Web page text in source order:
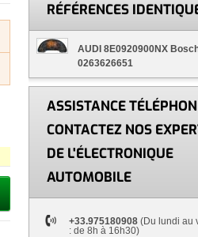
RÉFÉRENCES
AUDI 8E0920900NX
0263626651
ASSISTANCE
CONTACTEZ NOS
DE L'ÉLECTRONIQUE
AUTOMOBILE
+33.975180908 (Du lundi au
: de 8h à 16h30)